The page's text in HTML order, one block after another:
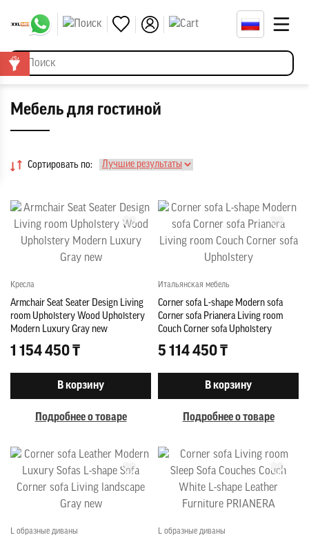
Мебель для гостиной
Сортировать по:
Кресла
Armchair Seat Seater Design Living
room Upholstery Wood Upholstery
Modern Luxury Gray new
1 154 450 ₸
В корзину
Подробнее о товаре
Итальянская мебель
Corner sofa L-shape Modern sofa
Corner sofa Prianera Living room
Couch Corner sofa Upholstery
5 114 450 ₸
В корзину
Подробнее о товаре
L образные диваны L образные диваны